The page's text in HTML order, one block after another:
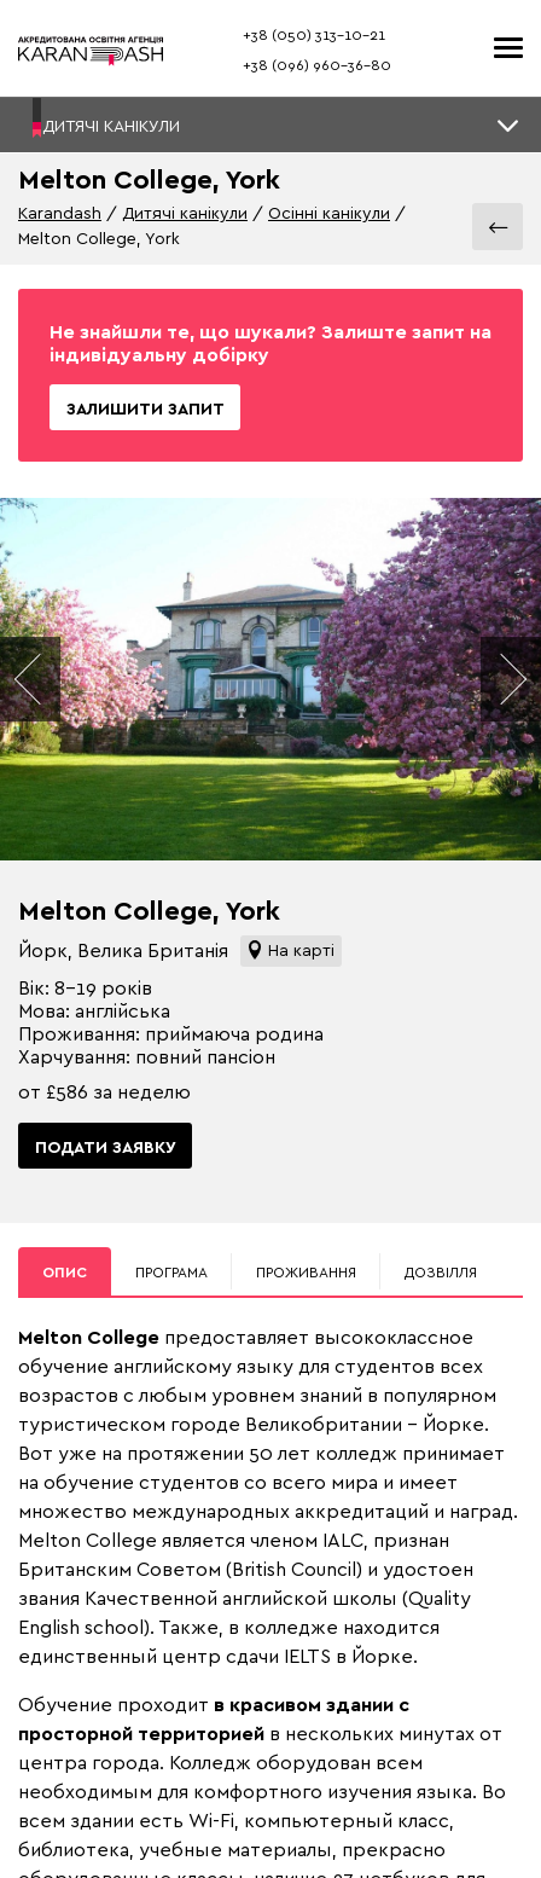
+38 (050) 313–10-21
+38 (096) 960–36-80
ДИТЯЧІ КАНІКУЛИ
Melton College, York
Karandash Дитячі канікули
Осінні канікули
Melton College, York
Не знайшли те, що шукали? Залиште запит на
індивідуальну добірку
ЗАЛИШИТИ ЗАПИТ
Melton College, York
Йорк, Велика Британія На карті
Вік: 8-19 років
Мова: англійська
Проживання: приймаюча родина
Харчування: повний пансіон
от £586 за неделю
ПОДАТИ ЗАЯВКУ
ОПИС ПРОГРАМА ПРОЖИВАННЯ ДОЗВІЛЛЯ
Melton College предоставляет высококлассное
обучение английскому языку для студентов всех
возрастов с любым уровнем знаний в популярном
туристическом городе Великобритании – Йорке.
Вот уже на протяжении 50 лет колледж принимает
на обучение студентов со всего мира и имеет
множество международных аккредитаций и наград.
Melton College является членом IALC, признан
Британским Советом (British Council) и удостоен
звания Качественной английской школы (Quality
English school). Также, в колледже находится
единственный центр сдачи IELTS в Йорке.
Обучение проходит в красивом здании с
просторной территорией в нескольких минутах от
центра города. Колледж оборудован всем
необходимым для комфортного изучения языка. Во
всем здании есть Wi-Fi, компьютерный класс,
библиотека, учебные материалы, прекрасно